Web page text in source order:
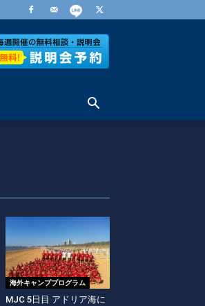
海外キャンププログラム
MJC 5日目 アドリア海に